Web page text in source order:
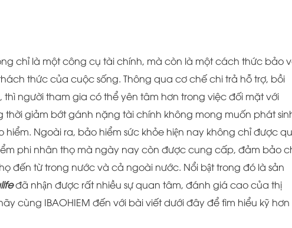
chỉ là một công cụ tài chính, mà còn là một cách thức bảo
thức của cuộc sống. Thông qua cơ chế chi trả hỗ trợ, bồi
người tham gia có thể yên tâm hơn trong việc đối mặt với
giảm bớt gánh nặng tài chính không mong muốn phát
Ngoài ra, bảo hiểm sức khỏe hiện nay không chỉ được
phi nhân thọ mà ngày nay còn được cung cấp, đảm bảo
đến từ trong nước và cả ngoài nước. Nổi bật trong đó là sản
đã nhận được rất nhiều sự quan tâm, đánh giá cao của thị
cùng IBAOHIEM đến với bài viết dưới đây để tìm hiểu kỹ hơn